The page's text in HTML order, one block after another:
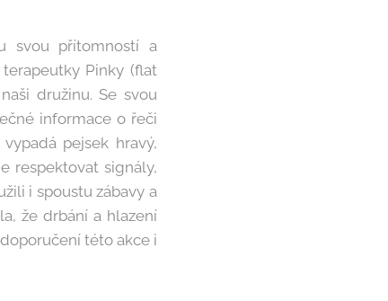
svou přítomností a
Pinky (flat
družinu. Se svou
informace o řeči
pejsek hravý,
respektovat signály,
i spoustu zábavy a
že drbání a hlazení
této akce i